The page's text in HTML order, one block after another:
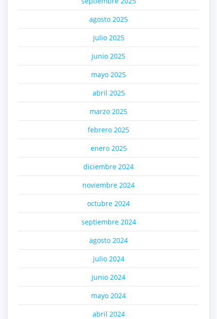
agosto 2025
julio 2025
junio 2025
mayo 2025
abril 2025
marzo 2025
febrero 2025
enero 2025
diciembre 2024
noviembre 2024
octubre 2024
septiembre 2024
agosto 2024
julio 2024
junio 2024
mayo 2024
abril 2024